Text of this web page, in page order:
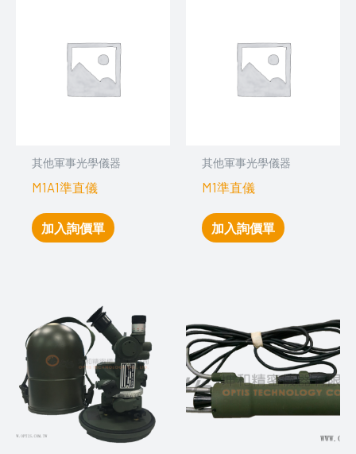
其他軍事光學儀器
M1A1準直儀
加入詢價單
其他軍事光學儀器
M1準直儀
加入詢價單